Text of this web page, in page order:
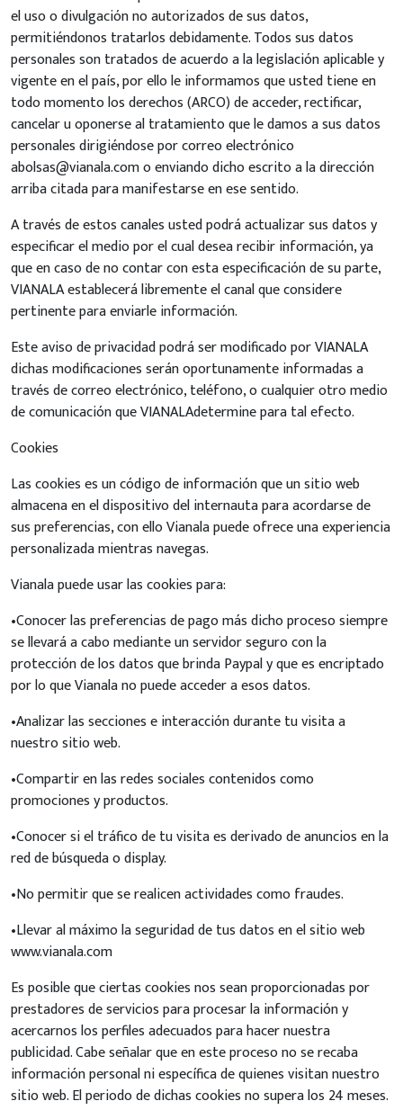
el uso o divulgación no autorizados de sus datos,
permitiéndonos tratarlos debidamente. Todos sus datos
personales son tratados de acuerdo a la legislación aplicable y
vigente en el país, por ello le informamos que usted tiene en
todo momento los derechos (ARCO) de acceder, rectificar,
cancelar u oponerse al tratamiento que le damos a sus datos
personales dirigiéndose por correo electrónico
abolsas@vianala.com o enviando dicho escrito a la dirección
arriba citada para manifestarse en ese sentido.
A través de estos canales usted podrá actualizar sus datos y
especificar el medio por el cual desea recibir información, ya
que en caso de no contar con esta especificación de su parte,
VIANALA establecerá libremente el canal que considere
pertinente para enviarle información.
Este aviso de privacidad podrá ser modificado por VIANALA
dichas modificaciones serán oportunamente informadas a
través de correo electrónico, teléfono, o cualquier otro medio
de comunicación que VIANALAdetermine para tal efecto.
Cookies
Las cookies es un código de información que un sitio web
almacena en el dispositivo del internauta para acordarse de
sus preferencias, con ello Vianala puede ofrece una experiencia
personalizada mientras navegas.
Vianala puede usar las cookies para:
•Conocer las preferencias de pago más dicho proceso siempre
se llevará a cabo mediante un servidor seguro con la
protección de los datos que brinda Paypal y que es encriptado
por lo que Vianala no puede acceder a esos datos.
•Analizar las secciones e interacción durante tu visita a
nuestro sitio web.
•Compartir en las redes sociales contenidos como
promociones y productos.
•Conocer si el tráfico de tu visita es derivado de anuncios en la
red de búsqueda o display.
•No permitir que se realicen actividades como fraudes.
•Llevar al máximo la seguridad de tus datos en el sitio web
www.vianala.com
Es posible que ciertas cookies nos sean proporcionadas por
prestadores de servicios para procesar la información y
acercarnos los perfiles adecuados para hacer nuestra
publicidad. Cabe señalar que en este proceso no se recaba
información personal ni específica de quienes visitan nuestro
sitio web. El periodo de dichas cookies no supera los 24 meses.